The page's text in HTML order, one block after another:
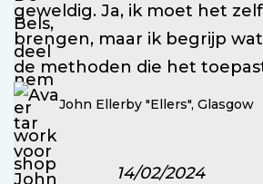
geweldig. Ja, ik moet het
brengen, maar ik begrijp
de methoden die het
John Ellerby "Ellers", Glasgow
14/02/2024